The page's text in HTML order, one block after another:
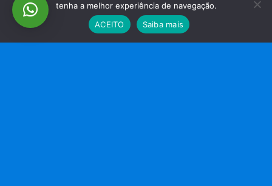
tenha a melhor experiência de navegação.
ACEITO
Saiba mais